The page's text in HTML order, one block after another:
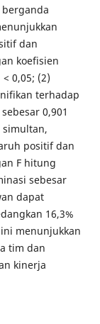
dan
koefisien
0,05; (2)
terhadap
0,901
simultan,
positif dan
F hitung
sebesar
dapat
16,3%
menunjukkan
tim dan
kinerja